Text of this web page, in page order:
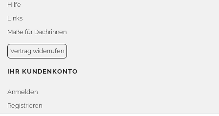
Hilfe
Links
Maße für Dachrinnen
Vertrag widerrufen
IHR KUNDENKONTO
Anmelden
Registrieren